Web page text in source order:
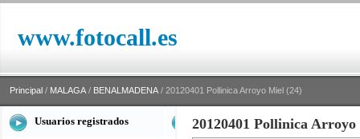
www.fotocall.es
Principal / MALAGA / BENALMADENA / 20120401 Pollinica Arroyo Miel (24)
Usuarios registrados 20120401 Pollinica